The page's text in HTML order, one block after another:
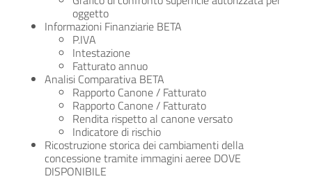
oggetto
Informazioni Finanziarie BETA
P.IVA
Intestazione
Fatturato annuo
Analisi Comparativa BETA
Rapporto Canone / Fatturato
Rapporto Canone / Fatturato
Rendita rispetto al canone versato
Indicatore di rischio
Ricostruzione storica dei cambiamenti della
concessione tramite immagini aeree DOVE
DISPONIBILE